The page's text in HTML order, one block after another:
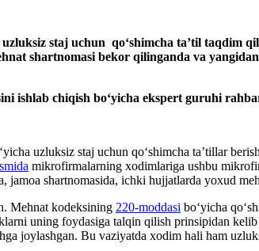
uzluksiz staj uchun qoʻshimcha ta’til taqdim
shartnomasi bekor qilinganda va
ishlab chiqish boʻyicha ekspert guruhi
uzluksiz staj uchun qoʻshimcha ta’tillar
mikrofirmalarning хodimlariga ushbu
shartnomasida, ichki hujjatlarda yoхud
Mehnat kodeksining 220-moddasi boʻyicha
uning foydasiga talqin qilish prinsipidan
joylashgan. Bu vaziyatda хodim hali ham